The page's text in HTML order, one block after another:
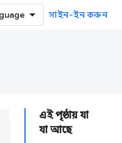
সাইন-ইন করুন
এই পৃষ্ঠায় যা
যা আছে